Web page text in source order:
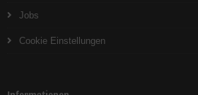
Jobs
Cookie Einstellungen